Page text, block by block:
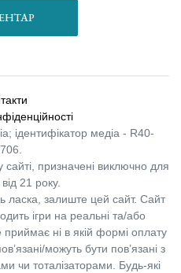
КОМЕНТАР
ідентифікатор медіа - R40-
призначені виключно для
21 року.
залиште цей сайт. Сайт
ігри на реальні та/або
приймає ні в якій формі оплату
можуть бути пов’язані з
чи тоталізаторами. Будь-які